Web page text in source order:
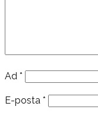
Ad *
E-posta *